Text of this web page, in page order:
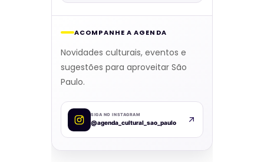
ACOMPANHE A AGENDA
Novidades culturais, eventos e
sugestões para aproveitar São
Paulo.
SIGA NO INSTAGRAM
@agenda_cultural_sao_paulo